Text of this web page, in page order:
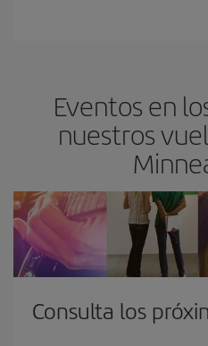
Eventos en
nuestros
Consulta los